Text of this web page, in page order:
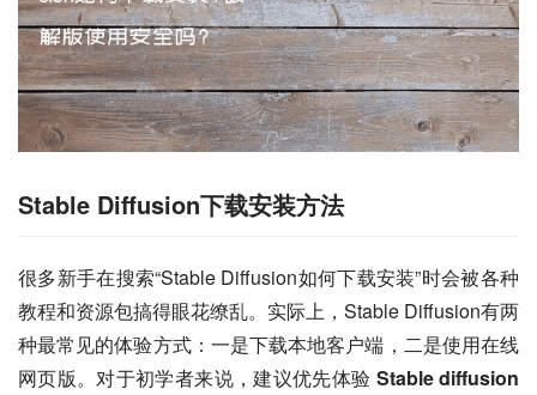
Stable Diffusion下载安装方法
很多新手在搜索“Stable Diffusion如何下载安装”时会被各种
教程和资源包搞得眼花缭乱。实际上，Stable Diffusion有两
种最常见的体验方式：一是下载本地客户端，二是使用在线
网页版。对于初学者来说，建议优先体验 Stable diffusion